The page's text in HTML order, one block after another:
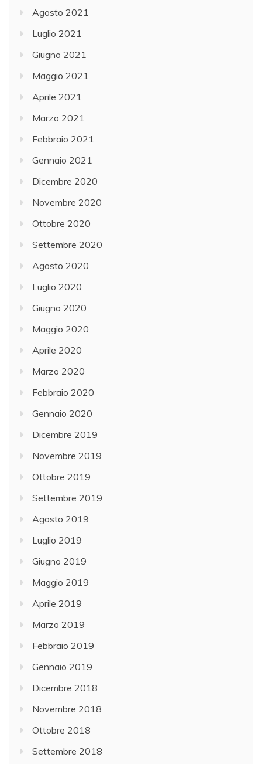
Agosto 2021
Luglio 2021
Giugno 2021
Maggio 2021
Aprile 2021
Marzo 2021
Febbraio 2021
Gennaio 2021
Dicembre 2020
Novembre 2020
Ottobre 2020
Settembre 2020
Agosto 2020
Luglio 2020
Giugno 2020
Maggio 2020
Aprile 2020
Marzo 2020
Febbraio 2020
Gennaio 2020
Dicembre 2019
Novembre 2019
Ottobre 2019
Settembre 2019
Agosto 2019
Luglio 2019
Giugno 2019
Maggio 2019
Aprile 2019
Marzo 2019
Febbraio 2019
Gennaio 2019
Dicembre 2018
Novembre 2018
Ottobre 2018
Settembre 2018